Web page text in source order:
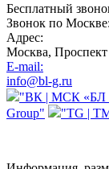
Бесплатный
Звонок по Москве:
Адрес:
Москва,
E-mail:
info@bl-g.ru
"ВК | МСК «БЛ
Group"
"TG |